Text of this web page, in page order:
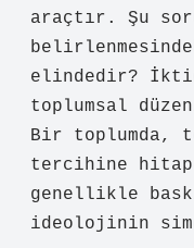
araçtır. Şu
elindedir?
toplumsal
Bir toplumda,
tercihine hitap
genellikle
ideolojinin